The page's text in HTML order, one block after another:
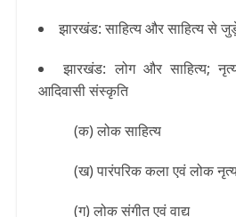
झारखंड: साहित्य और साहित्य से जुड़े
झारखंड: लोग और साहित्य;
आदिवासी संस्कृति
(क) लोक साहित्य
(ख) पारंपरिक कला एवं लोक
(ग) लोक संगीत एवं वाद्य